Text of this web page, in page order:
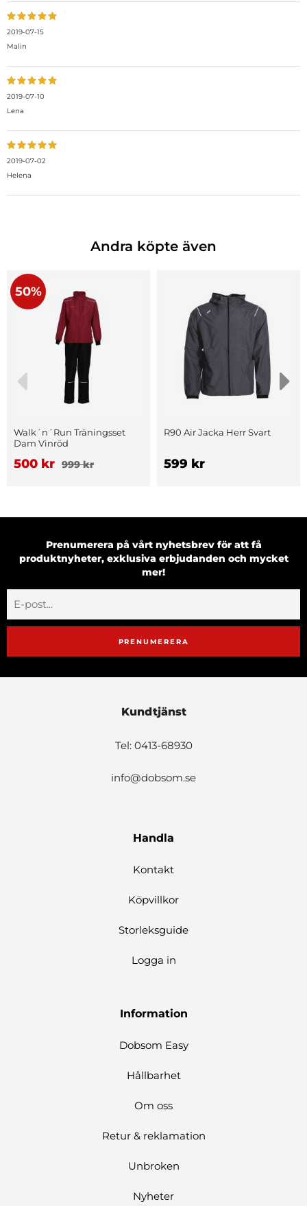
2019-07-15
Malin
2019-07-10
Lena
2019-07-02
Helena
Andra köpte även
50%
Walk´n´Run Träningsset
Dam Vinröd
500 kr 999 kr
R90 Air Jacka Herr Svart
599 kr
Prenumerera på vårt nyhetsbrev för att få
produktnyheter, exklusiva erbjudanden och mycket
mer!
PRENUMERERA
Kundtjänst
Tel: 0413-68930
info@dobsom.se
Handla
Kontakt
Köpvillkor
Storleksguide
Logga in
Information
Dobsom Easy
Hållbarhet
Om oss
Retur & reklamation
Unbroken
Nyheter